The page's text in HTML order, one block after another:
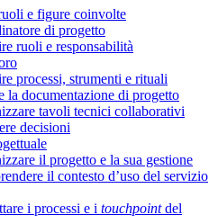
e figure coinvolte
di progetto
ruoli e responsabilità
processi, strumenti e rituali
la documentazione di progetto
tavoli tecnici collaborativi
decisioni
il progetto e la sua gestione
il contesto d’uso del servizio
i processi e i touchpointdel